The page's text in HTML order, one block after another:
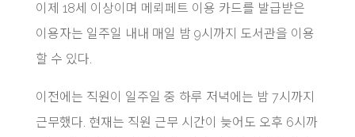
이제 18세 이상이며 메뢰페트 이용 카드를 발급받은
이용자는 일주일 내내 매일 밤 9시까지 도서관을 이용
할 수 있다.
이전에는 직원이 일주일 중 하루 저녁에는 밤 7시까지
근무했다. 현재는 직원 근무 시간이 늦어도 오후 6시까